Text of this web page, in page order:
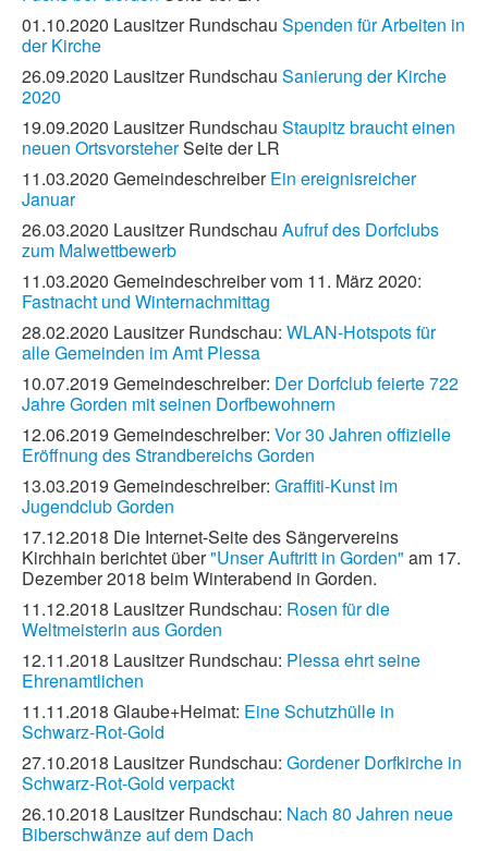
01.10.2020 Lausitzer Rundschau Spenden für Arbeiten in
der Kirche
26.09.2020 Lausitzer Rundschau Sanierung der Kirche
2020
19.09.2020 Lausitzer Rundschau Staupitz braucht einen
neuen OrtsvorsteherSeite der LR
11.03.2020 GemeindeschreiberEin ereignisreicher
Januar
26.03.2020 Lausitzer Rundschau Aufruf des Dorfclubs
zum Malwettbewerb
11.03.2020 Gemeindeschreiber vom 11. März 2020:
Fastnacht und Winternachmittag
28.02.2020 Lausitzer Rundschau: WLAN-Hotspots für
alle Gemeinden im Amt Plessa
10.07.2019 Gemeindeschreiber: Der Dorfclub feierte 722
Jahre Gorden mit seinen Dorfbewohnern
12.06.2019 Gemeindeschreiber: Vor 30 Jahren offizielle
Eröffnung des Strandbereichs Gorden
13.03.2019 Gemeindeschreiber: Graffiti-Kunst im
Jugendclub Gorden
17.12.2018 Die Internet-Seite des Sängervereins
Kirchhain berichtet über"Unser Auftritt in Gorden" am 17.
Dezember 2018 beim Winterabend in Gorden.
11.12.2018 Lausitzer Rundschau: Rosen für die
Weltmeisterin aus Gorden
12.11.2018 Lausitzer Rundschau: Plessa ehrt seine
Ehrenamtlichen
11.11.2018 Glaube+Heimat: Eine Schutzhülle in
Schwarz-Rot-Gold
27.10.2018 Lausitzer Rundschau: Gordener Dorfkirche in
Schwarz-Rot-Gold verpackt
26.10.2018 Lausitzer Rundschau: Nach 80 Jahren neue
Biberschwänze auf dem Dach